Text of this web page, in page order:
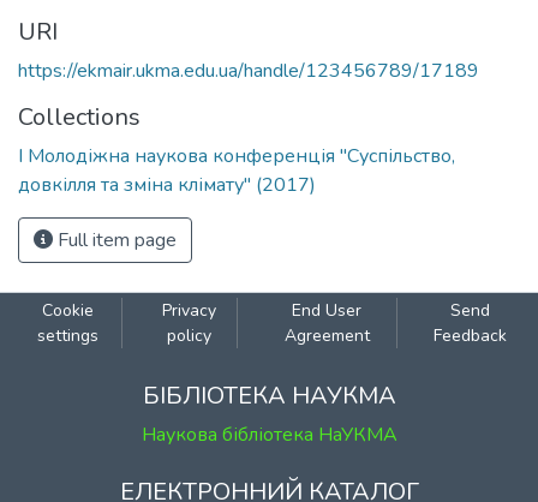
URI
https://ekmair.ukma.edu.ua/handle/123456789/17189
Collections
I Молодіжна наукова конференція "Суспільство,
довкілля та зміна клімату" (2017)
Full item page
Cookie
settings
Privacy
policy
End User
Agreement
Send
Feedback
БІБЛІОТЕКА НАУКМА
Наукова бібліотека НаУКМА
ЕЛЕКТРОННИЙ КАТАЛОГ